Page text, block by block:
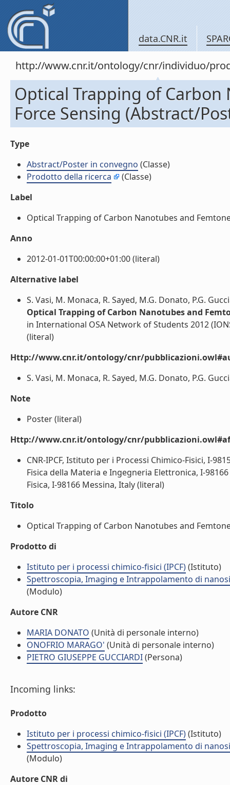
data.CNR.it
http://www.cnr.it/ontology/cnr/individuo/
Optical Trapping of
Force Sensing (Abstract/
Type
Abstract/Poster in convegno (Classe)
Prodotto della ricerca
(Classe)
Label
Optical Trapping of Carbon Nanotubes and
Anno
2012-01-01T00:00:00+01:00 (literal)
Alternative label
S. Vasi, M. Monaca, R. Sayed, M.G. Donato, P.G.
Optical Trapping of Carbon Nanotubes and
in International OSA Network of Students 2012
(literal)
Http://www.cnr.it/ontology/cnr/
S. Vasi, M. Monaca, R. Sayed, M.G. Donato, P.G.
Note
Poster (literal)
Http://www.cnr.it/ontology/cnr/
CNR-IPCF, Istituto per i Processi Chimico-Fisici, I-
Fisica della Materia e Ingegneria Elettronica, I-
Fisica, I-98166 Messina, Italy (literal)
Titolo
Optical Trapping of Carbon Nanotubes and
Prodotto di
Istituto per i processi chimico-fisici (IPCF)(Istituto)
Spettroscopia, Imaging e Intrappolamento di
(Modulo)
Autore CNR
MARIA DONATO (Unità di personale interno)
ONOFRIO MARAGO' (Unità di personale interno)
PIETRO GIUSEPPE GUCCIARDI(Persona)
Incoming links:
Prodotto
Istituto per i processi chimico-fisici (IPCF)(Istituto)
Spettroscopia, Imaging e Intrappolamento di
(Modulo)
Autore CNR di